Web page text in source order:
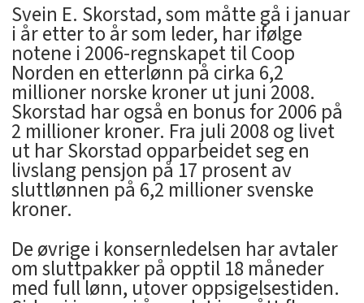
Svein E. Skorstad, som måtte gå i januar
i år etter to år som leder, har ifølge
notene i 2006-regnskapet til Coop
Norden en etterlønn på cirka 6,2
millioner norske kroner ut juni 2008.
Skorstad har også en bonus for 2006 på
2 millioner kroner. Fra juli 2008 og livet
ut har Skorstad opparbeidet seg en
livslang pensjon på 17 prosent av
sluttlønnen på 6,2 millioner svenske
kroner.
De øvrige i konsernledelsen har avtaler
om sluttpakker på opptil 18 måneder
med full lønn, utover oppsigelsestiden.